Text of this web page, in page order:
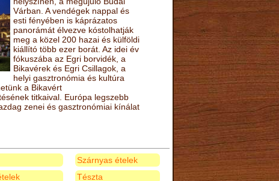
Várban. A vendégek nappal és
esti fényében is káprázatos
panorámát élvezve kóstolhatják
meg a közel 200 hazai és külföldi
kiállító több ezer borát. Az idei év
fókuszába az Egri borvidék, a
Bikavérek és Egri Csillagok, a
helyi gasztronómia és kultúra
a Bikavért
titkaival. Európa legszebb
zenei és gasztronómiai kínálat
Szárnyas ételek
Tészta